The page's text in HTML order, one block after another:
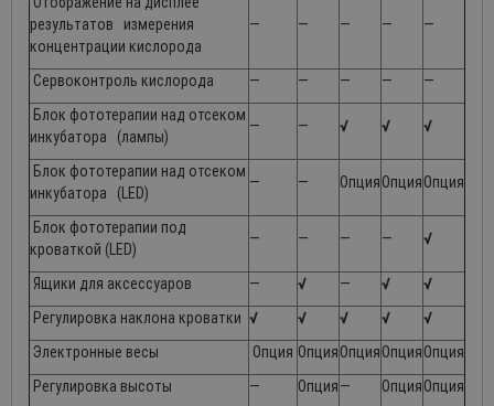
результатов измерения
концентрации кислорода
— — — — —
Сервоконтроль кислорода — — — —
—
Блок фототерапии над отсеком
инкубатора (лампы)
— — √ √ √
Блок фототерапии над отсеком
инкубатора (LED)
— — ОпцияОпцияОпция
Блок фототерапии под
кроваткой (LED)
— — — — √
Ящики для аксессуаров — √ — √
√
Регулировка наклона кроватки √ √ √ √
√
Электронные весы
Опция ОпцияОпцияОпцияОпция
Регулировка высоты
— Опция— ОпцияОпция